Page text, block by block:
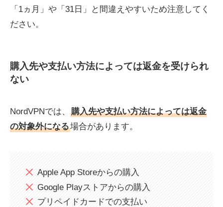
「1ヵ月」や「31日」と間違えやすいため注意してく
ださい。
購入先や支払い方法によっては返金を受けられ
ない
NordVPNでは、
購入先や支払い方法によっては返金
の対象外になる場合があります。
Apple App Storeからの購入
Google Playストアからの購入
プリペイドカードでの支払い